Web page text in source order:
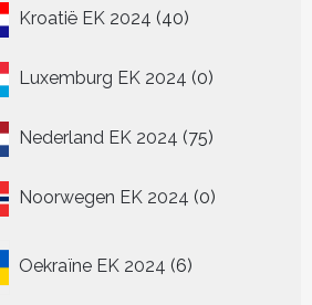
Kroatië EK 2024 4040
Luxemburg EK 2024 00
Nederland EK 2024 7575
Noorwegen EK 2024 00
Oekraïne EK 2024 6
producten